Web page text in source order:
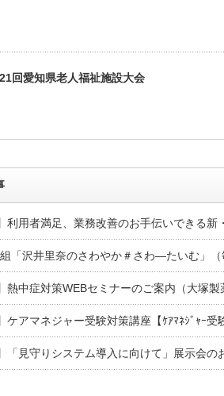
回愛知県老人福祉施設大会
利用者満足、業務改善のお手伝いできる新
「沢井里奈のさわやか＃さわ―たいむ」（
熱中症対策WEBセミナーのご案内（大塚製
ケアマネジャー受験対策講座【ｹｱﾏﾈｼﾞｬｰ受
「見守りシステム導入に向けて」展示会の